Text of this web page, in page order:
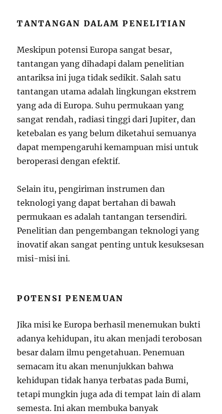
TANTANGAN DALAM PENELITIAN
Meskipun potensi Europa sangat besar,
tantangan yang dihadapi dalam penelitian
antariksa ini juga tidak sedikit. Salah satu
tantangan utama adalah lingkungan ekstrem
yang ada di Europa. Suhu permukaan yang
sangat rendah, radiasi tinggi dari Jupiter, dan
ketebalan es yang belum diketahui semuanya
dapat mempengaruhi kemampuan misi untuk
beroperasi dengan efektif.
Selain itu, pengiriman instrumen dan
teknologi yang dapat bertahan di bawah
permukaan es adalah tantangan tersendiri.
Penelitian dan pengembangan teknologi yang
inovatif akan sangat penting untuk kesuksesan
misi-misi ini.
POTENSI PENEMUAN
Jika misi ke Europa berhasil menemukan bukti
adanya kehidupan, itu akan menjadi terobosan
besar dalam ilmu pengetahuan. Penemuan
semacam itu akan menunjukkan bahwa
kehidupan tidak hanya terbatas pada Bumi,
tetapi mungkin juga ada di tempat lain di alam
semesta. Ini akan membuka banyak